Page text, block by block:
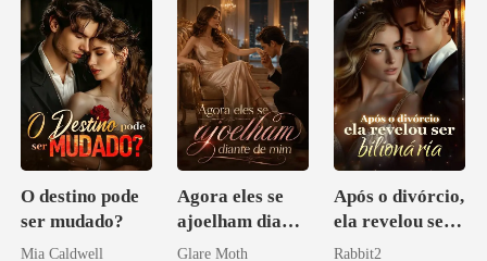
O destino pode
ser mudado?
Mia Caldwell
Agora eles se
ajoelham diante
de mim
Glare Moth
Após o divórcio,
ela revelou ser
bilionária
Rabbit2